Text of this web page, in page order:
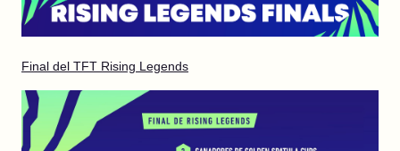
Final del TFT Rising Legends